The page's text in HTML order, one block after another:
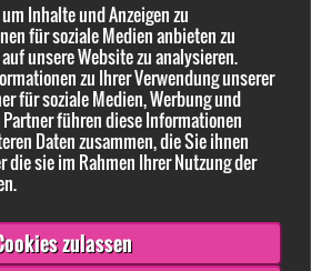
Inhalte und Anzeigen zu
für soziale Medien anbieten zu
unsere Website zu analysieren.
zu Ihrer Verwendung unserer
für soziale Medien, Werbung und
führen diese Informationen
Daten zusammen, die Sie ihnen
die sie im Rahmen Ihrer Nutzung der
zulassen
Pflichtfelder sind mit * markiert
.